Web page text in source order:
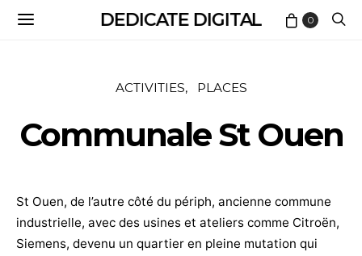
DEDICATE DIGITAL 0
ACTIVITIES PLACES
Communale St Ouen
St Ouen, de l’autre côté du périph, ancienne commune
industrielle, avec des usines et ateliers comme Citroën,
Siemens, devenu un quartier en pleine mutation qui